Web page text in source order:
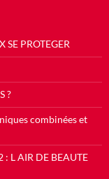
SE PROTEGER
?
combinées et
: L AIR DE BEAUTE